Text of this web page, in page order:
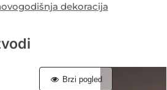
dekoracija
Brzi pogled